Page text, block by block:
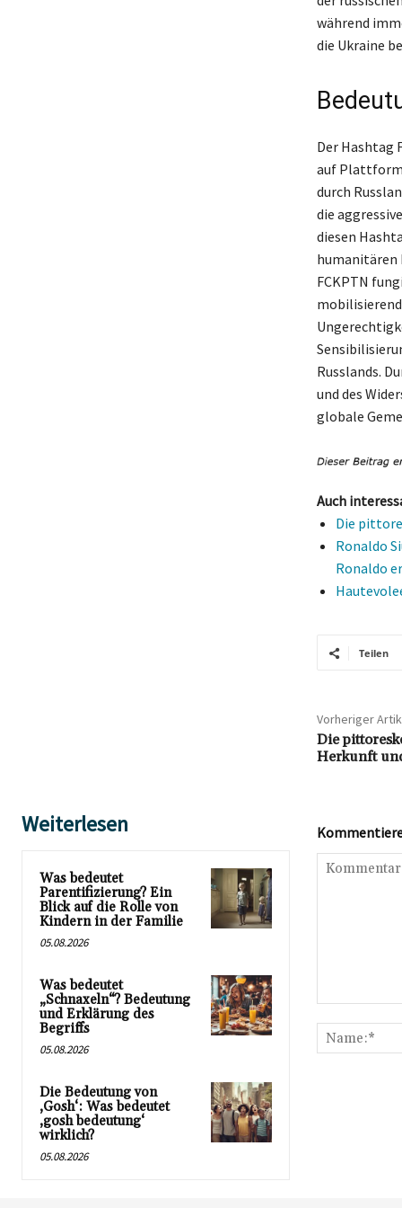
während
die Ukraine
Der Hashtag
auf
durch
die
diesen
humanitären
FCKPTN
Russlands.
und des
globale
Auch
Die
Ronaldo
Ronaldo
Teilen
Vorheriger
Die
Herkunft
Weiterlesen
Was bedeutet
Parentifizierung? Ein
Blick auf die Rolle von
Kindern in der Familie
05.08.2026
Was bedeutet
„Schnaxeln“? Bedeutung
und Erklärung des
Begriffs
05.08.2026
Die Bedeutung von
‚Gosh‘: Was bedeutet
‚gosh bedeutung‘
wirklich?
05.08.2026